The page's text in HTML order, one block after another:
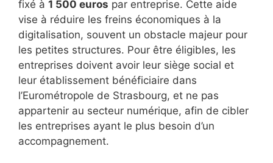
fixé à 1 500 euros par entreprise. Cette aide
vise à réduire les freins économiques à la
digitalisation, souvent un obstacle majeur pour
les petites structures. Pour être éligibles, les
entreprises doivent avoir leur siège social et
leur établissement bénéficiaire dans
l’Eurométropole de Strasbourg, et ne pas
appartenir au secteur numérique, afin de cibler
les entreprises ayant le plus besoin d’un
accompagnement.